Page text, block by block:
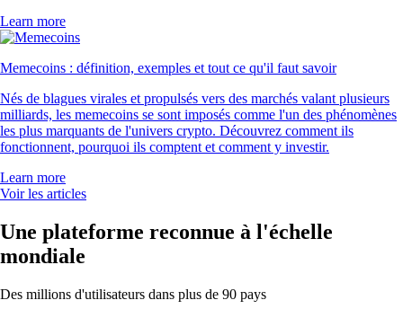
Learn more
Memecoins : définition, exemples et tout ce qu'il faut savoir
Nés de blagues virales et propulsés vers des marchés valant plusieurs
milliards, les memecoins se sont imposés comme l'un des phénomènes
les plus marquants de l'univers crypto. Découvrez comment ils
fonctionnent, pourquoi ils comptent et comment y investir.
Learn more
Voir les articles
Une plateforme reconnue à l'échelle
mondiale
Des millions d'utilisateurs dans plus de 90 pays